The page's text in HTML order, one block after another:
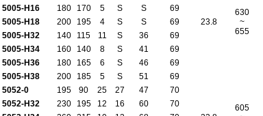
23.8
630
~
655
5005-H16
180 170 5 S S
69
5005-H18
200 195 4 S S
69
5005-H32
140 115 11 S 36
69
5005-H34
160 140 8 S 41
69
5005-H36
180 165 6 S 46
69
5005-H38
200 185 5 S 51
69
5052-0
195 90 25 27 47 70
605
5052-H32 230 195 12 16 60
70